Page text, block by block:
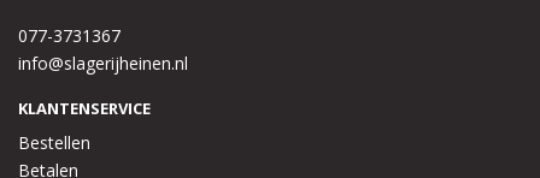
077-3731367
info@slagerijheinen.nl
KLANTENSERVICE
Bestellen
Betalen